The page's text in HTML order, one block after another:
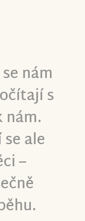
nám
s
nám.
ale
–